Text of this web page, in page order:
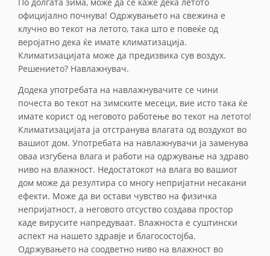
официјално почнува! Одржувањето на свежина е
клучно во текот на летото, така што е повеќе од
веројатно дека ќе имате климатизација.
Климатизацијата може да предизвика сув воздух.
Решението? Навлажнувач.
Додека употребата на навлажнувачите се чини
почеста во текот на зимските месеци, вие исто така ќе
имате корист од неговото работење во текот на летото!
Климатизацијата ја отстранува влагата од воздухот во
вашиот дом. Употребата на навлажнувачи ја заменува
оваа изгубена влага и работи на одржување на здраво
ниво на влажност. Недостатокот на влага во вашиот
дом може да резултира со многу непријатни несакани
ефекти. Може да ви остави чувство на физичка
непријатност, а неговото отсуство создава простор
каде вирусите напредуваат. Влажноста е суштински
аспект на нашето здравје и благосостојба.
Одржувањето на соодветно ниво на влажност во